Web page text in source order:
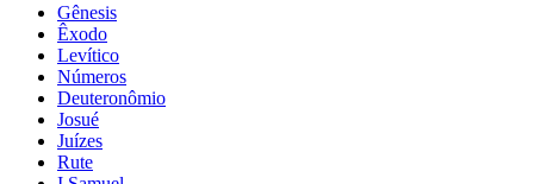
Gênesis
Êxodo
Levítico
Números
Deuteronômio
Josué
Juízes
Rute